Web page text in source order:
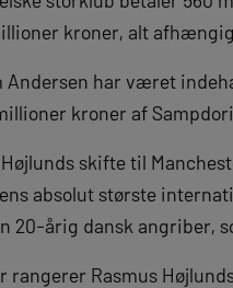
kroner, alt
Andersen har været
kroner af
skifte til
absolut største
20-årig dansk angriber,
rangerer Rasmus